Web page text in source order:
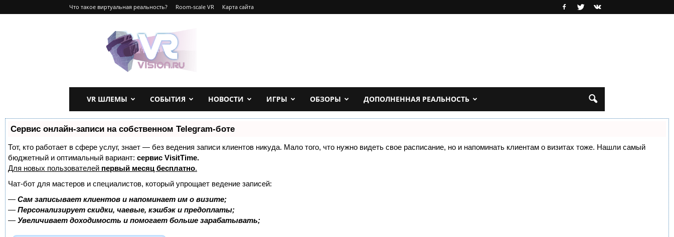
Что такое виртуальная реальность? Room-scale VR Карта сайта
VRvision.ru
VR ШЛЕМЫ СОБЫТИЯ НОВОСТИ ИГРЫ ОБЗОРЫ ДОПОЛНЕННАЯ РЕАЛЬНОСТЬ
Сервис онлайн-записи на собственном Telegram-боте
Тот, кто работает в сфере услуг, знает — без ведения записи клиентов никуда. Мало того, что нужно видеть свое расписание, но и напоминать клиентам о визитах тоже. Нашли самый
бюджетный и оптимальный вариант: сервис VisitTime.
Для новых пользователей первый месяц бесплатно.
Чат-бот для мастеров и специалистов, который упрощает ведение записей:
— Сам записывает клиентов и напоминает им о визите;
— Персонализирует скидки, чаевые, кэшбэк и предоплаты;
— Увеличивает доходимость и помогает больше зарабатывать;